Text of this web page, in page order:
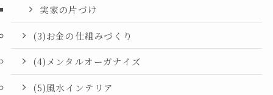
実家の片づけ
(3)お金の仕組みづくり
(4)メンタルオーガナイズ
(5)風水インテリア